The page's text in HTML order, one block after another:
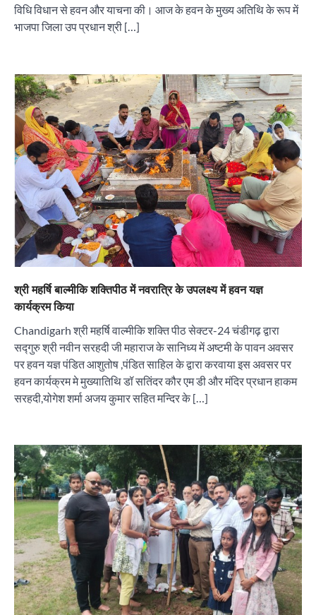
विधि विधान से हवन और याचना की। आज के हवन के मुख्य अतिथि के रूप में
भाजपा जिला उप प्रधान श्री […]
श्री महर्षि बाल्मीकि शक्तिपीठ में नवरात्रि के उपलक्ष्य में हवन यज्ञ
कार्यक्रम किया
Chandigarh श्री महर्षि वाल्मीकि शक्ति पीठ सेक्टर-24 चंडीगढ़ द्वारा
सद्गुरु श्री नवीन सरहदी जी महाराज के सानिध्य में अष्टमी के पावन अवसर
पर हवन यज्ञ पंडित आशुतोष ,पंडित साहिल के द्वारा करवाया इस अवसर पर
हवन कार्यक्रम मे मुख्यातिथि डॉ सतिंदर कौर एम डी और मंदिर प्रधान हाकम
सरहदी,योगेश शर्मा अजय कुमार सहित मन्दिर के […]
2
“वोकल फॉर लोकल” से “लोकल टू ग्लोबल” की ओर भारत
का बढ़ता कदम, 12 से 15 अगस्त तक भारत मंडपम में होगा
भव्य भारत व्यापार महोत्सव : हरीश गर्ग
City uday August 6, 2026
सोलर एनर्जी वेंडर्स एसोसिएशन (सेवा) ने पंजाब में सौर
परियोजनाओं की बाधाओं को दूर करने के लिए पीएसपीसीएल
और एमएनआरई के उच्च अधिकारियों से की मुलाकात